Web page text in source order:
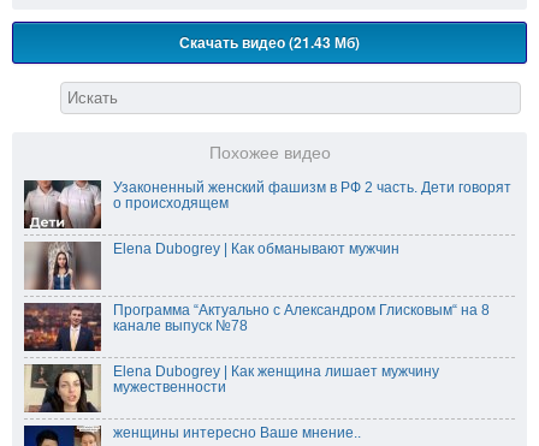
Скачать видео (21.43 Мб)
Похожее видео
Узаконенный женский фашизм в РФ 2 часть. Дети говорят
о происходящем
Elena Dubogrey | Как обманывают мужчин
Программа “Актуально с Александром Глисковым“ на 8
канале выпуск №78
Elena Dubogrey | Как женщина лишает мужчину
мужественности
женщины интересно Ваше мнение..